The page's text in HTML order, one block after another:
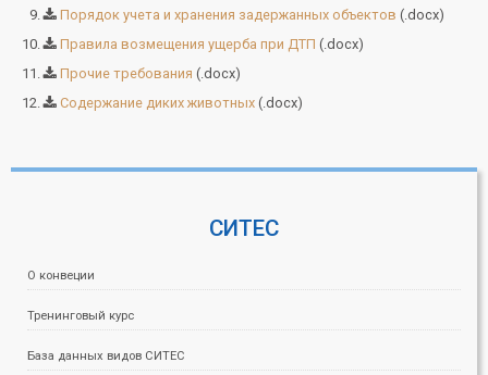
Порядок учета и хранения задержанных объектов (.docx)
Правила возмещения ущерба при ДТП (.docx)
Прочие требования (.docx)
Содержание диких животных (.docx)
СИТЕС
О конвеции
Тренинговый курс
База данных видов СИТЕС